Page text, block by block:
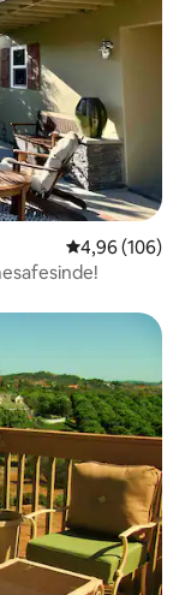
5 üzerinden
4,96 (106)